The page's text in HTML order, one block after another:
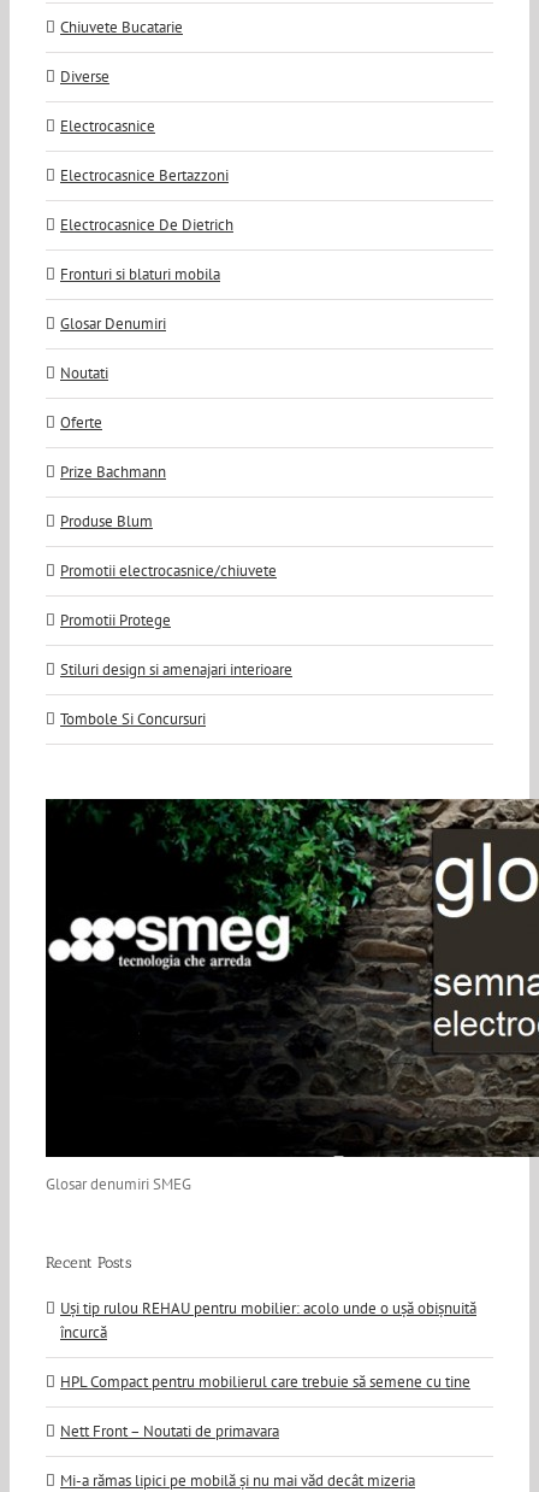
Chiuvete Bucatarie
Diverse
Electrocasnice
Electrocasnice Bertazzoni
Electrocasnice De Dietrich
Fronturi si blaturi mobila
Glosar Denumiri
Noutati
Oferte
Prize Bachmann
Produse Blum
Promotii electrocasnice/chiuvete
Promotii Protege
Stiluri design si amenajari interioare
Tombole Si Concursuri
Glosar denumiri SMEG
Recent Posts
Uși tip rulou REHAU pentru mobilier: acolo unde o ușă obișnuită
încurcă
HPL Compact pentru mobilierul care trebuie să semene cu tine
Nett Front – Noutati de primavara
Mi-a rămas lipici pe mobilă și nu mai văd decât mizeria